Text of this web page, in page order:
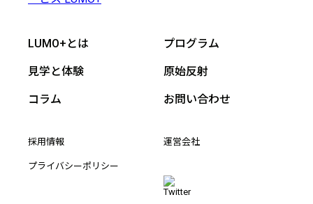
LUMO+とは プログラム
見学と体験 原始反射
コラム お問い合わせ
採用情報 運営会社
プライバシーポリシー